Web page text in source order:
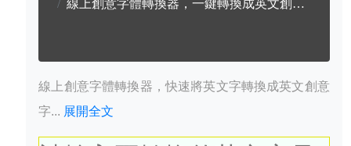
線上創意字體轉換器，一鍵轉換成英文創意字體
線上創意字體轉換器，快速將英文字轉換成英文創意
字... 展開全文